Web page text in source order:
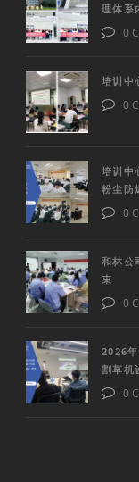
理体系
0
培训中
0
培训中
粉尘防
0
和林公
束
0
2026
割草机
0